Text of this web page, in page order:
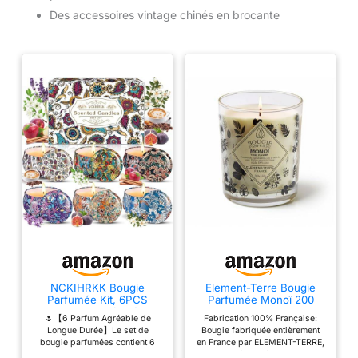
Des accessoires vintage chinés en brocante
NCKIHRKK Bougie
Parfumée Kit, 6PCS
Bougies Parfumée
Cadeau Femme, Naturel
Cire de Soja Bougie
Decorative kit Bougie
🌷【6 Parfum Agréable de
Longue Durée】Le set de
bougie parfumées contient 6
Element-Terre Bougie
Parfumée Monoï 200
Fabrication 100% Française:
Bougie fabriquée entièrement
en France par ELEMENT-TERRE,